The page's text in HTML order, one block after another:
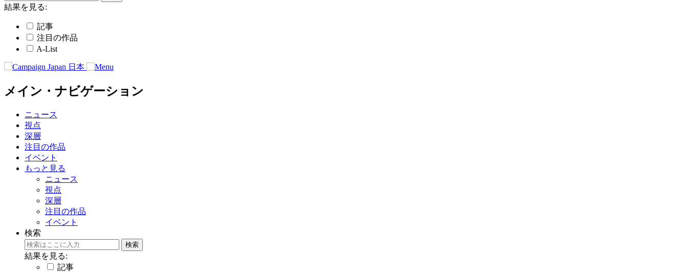
結果を見る:
記事
注目の作品
A-List
メイン・ナビゲーション
ニュース
視点
深層
注目の作品
イベント
もっと見る
ニュース
視点
深層
注目の作品
イベント
検索
結果を見る:
記事